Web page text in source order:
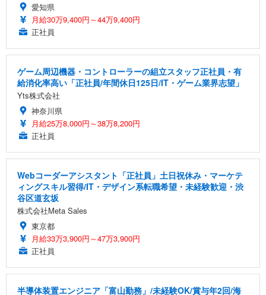
愛知県
月給30万9,400円～44万9,400円
正社員
ゲーム周辺機器・コントローラーの組立スタッフ正社員・有
給消化率高い「正社員/年間休日125日/IT・ゲーム業界志望」
Yts株式会社
神奈川県
月給25万8,000円～38万8,200円
正社員
Webコーダーアシスタント「正社員」土日祝休み・マーケテ
ィングスキル習得/IT・デザイン系転職希望・未経験歓迎・渋
谷区道玄坂
株式会社Meta Sales
東京都
月給33万3,900円～47万3,900円
正社員
半導体装置エンジニア「富山勤務」/未経験OK/賞与年2回/海